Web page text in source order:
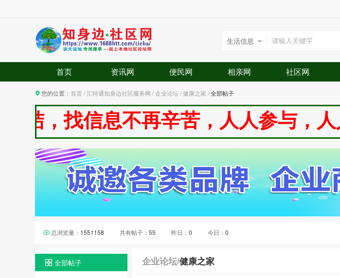
生活信息
首页 资讯网 便民网 相亲网 社区网
您的位置： 首页/汇特通知身边社区服务网 /企业论坛/健康之家 /全部帖子
，找信息不再辛苦，人人参与，
总浏览量： 1551158 共有帖子： 55 昨日： 0 今日： 0
全部帖子 企业论坛/健康之家